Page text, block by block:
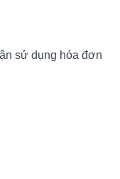
sử dụng hóa đơn